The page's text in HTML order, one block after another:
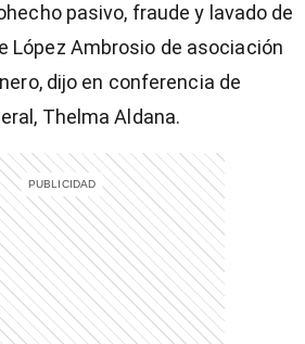
pasivo, fraude y lavado de
López Ambrosio de asociación
dijo en conferencia de
Thelma Aldana.